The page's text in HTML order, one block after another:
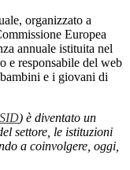
organizzato a
Europea
annuale istituita nel
e responsabile del web
e i giovani di
SID) è diventato un
settore, le istituzioni
a coinvolgere, oggi,